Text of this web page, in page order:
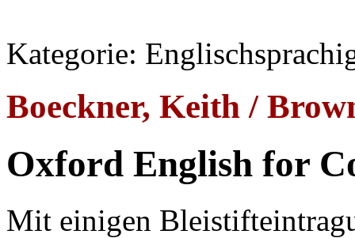
Kategorie:
Boeckner, Keith /
Oxford English for
Mit einigen